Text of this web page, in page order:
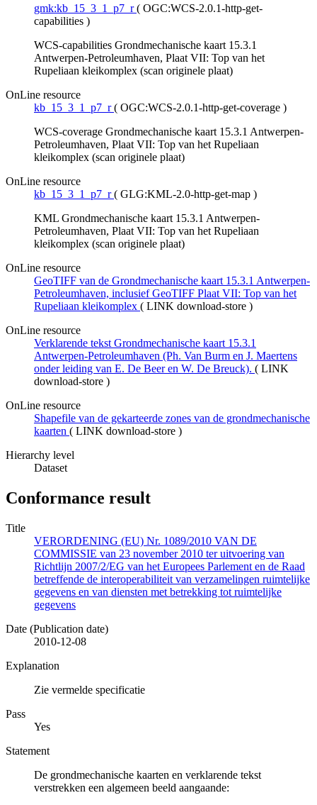
gmk:kb_15_3_1_p7_r ( OGC:WCS-2.0.1-http-get-
capabilities )
WCS-capabilities Grondmechanische kaart 15.3.1
Antwerpen-Petroleumhaven, Plaat VII: Top van het
Rupeliaan kleikomplex (scan originele plaat)
OnLine resource
kb_15_3_1_p7_r ( OGC:WCS-2.0.1-http-get-coverage )
WCS-coverage Grondmechanische kaart 15.3.1 Antwerpen-
Petroleumhaven, Plaat VII: Top van het Rupeliaan
kleikomplex (scan originele plaat)
OnLine resource
kb_15_3_1_p7_r ( GLG:KML-2.0-http-get-map )
KML Grondmechanische kaart 15.3.1 Antwerpen-
Petroleumhaven, Plaat VII: Top van het Rupeliaan
kleikomplex (scan originele plaat)
OnLine resource
GeoTIFF van de Grondmechanische kaart 15.3.1 Antwerpen-
Petroleumhaven, inclusief GeoTIFF Plaat VII: Top van het
Rupeliaan kleikomplex ( LINK download-store )
OnLine resource
Verklarende tekst Grondmechanische kaart 15.3.1
Antwerpen-Petroleumhaven (Ph. Van Burm en J. Maertens
onder leiding van E. De Beer en W. De Breuck). ( LINK
download-store )
OnLine resource
Shapefile van de gekarteerde zones van de grondmechanische
kaarten ( LINK download-store )
Hierarchy level
Dataset
Conformance result
Title
VERORDENING (EU) Nr. 1089/2010 VAN DE
COMMISSIE van 23 november 2010 ter uitvoering van
Richtlijn 2007/2/EG van het Europees Parlement en de Raad
betreffende de interoperabiliteit van verzamelingen ruimtelijke
gegevens en van diensten met betrekking tot ruimtelijke
gegevens
Date (Publication date)
2010-12-08
Explanation
Zie vermelde specificatie
Pass
Yes
Statement
De grondmechanische kaarten en verklarende tekst
verstrekken een algemeen beeld aangaande: